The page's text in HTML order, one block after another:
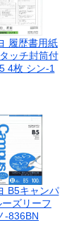
履歴書用紙
ッチ封筒付
4枚 シン-1
B5キャンパ
ーズリーフ
-836BN